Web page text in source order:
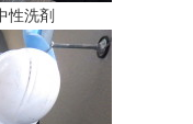
性洗剤